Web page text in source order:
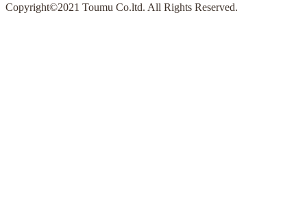
Copyright©2021 Toumu Co.ltd. All Rights Reserved.